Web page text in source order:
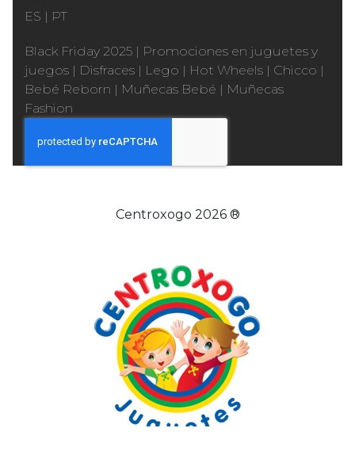
ES | PT
Black Friday 2025 | Promociones en juguetes y
juegos | Disfraces | Lego | Hot Wheels | Chicco |
Bebé Reborn | Muñecas Bebé | Muñecas
Fashion
Centroxogo 2026 ®